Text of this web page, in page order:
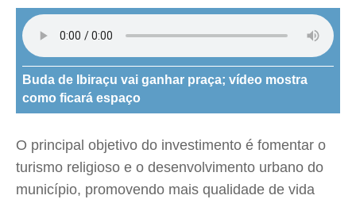
Buda de Ibiraçu vai ganhar praça; vídeo mostra
como ficará espaço
O principal objetivo do investimento é fomentar o
turismo religioso e o desenvolvimento urbano do
município, promovendo mais qualidade de vida